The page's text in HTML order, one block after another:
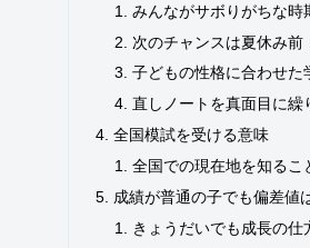
みんながサボりがちな時
次のチャンスは夏休み前
子どもの性格に合わせた
直しノートを真面目に繰
全国模試を受ける意味
全国での現在地を知るこ
成績が普通の子でも偏差値
きょうだいでも成長の仕